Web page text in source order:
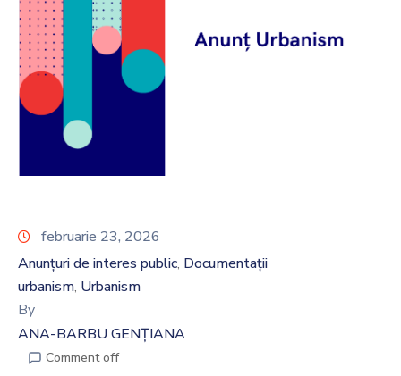
februarie 23, 2026
Anunțuri de interes public‚ Documentații
urbanism‚ Urbanism
By
ANA-BARBU GENȚIANA
Comment off